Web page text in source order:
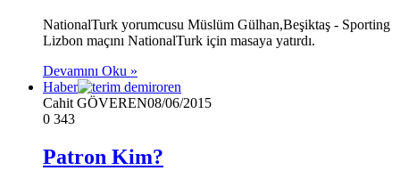
NationalTurk yorumcusu Müslüm Gülhan,Beşiktaş - Sporting
Lizbon maçını NationalTurk için masaya yatırdı.
Devamını Oku »
Haber
Cahit GÖVEREN08/06/2015
0 343
Patron Kim?